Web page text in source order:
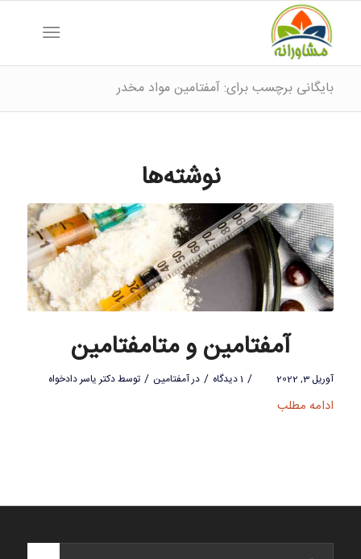
بایگانی برچسب برای: آمفتامین مواد مخدر
نوشته‌ها
آمفتامین و متامفتامین
آوریل 3, 2022 / 1 دیدگاه / درآمفتامین / توسطدکتر یاسر دادخواه
ادامه مطلب